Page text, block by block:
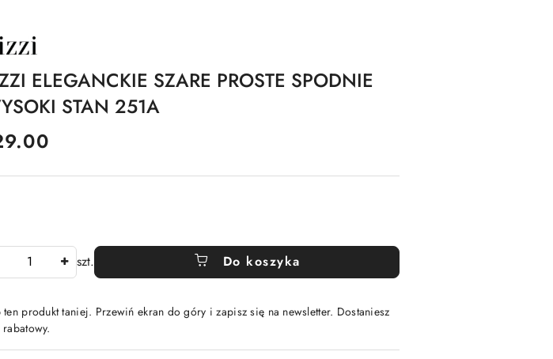
ELEGANCKIE SZARE PROSTE SPODNIE
STAN 251A
szt. Do koszyka
ten produkt taniej. Przewiń ekran do góry i zapisz się na newsletter. Dostaniesz